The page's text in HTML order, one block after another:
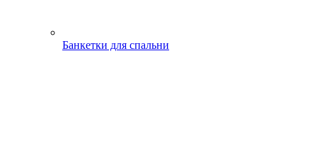
Банкетки для спальни